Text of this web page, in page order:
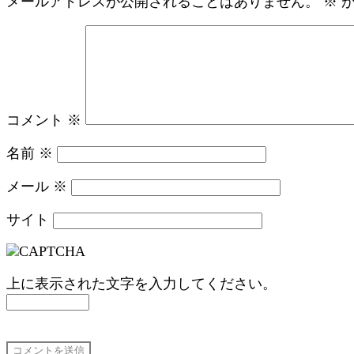
コメント ※
名前 ※
メール ※
サイト
上に表示された文字を入力してください。